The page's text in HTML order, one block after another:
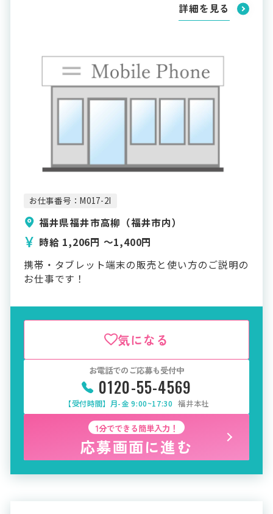
詳細を見る
お仕事番号：M017-2I
福井県福井市高柳（福井市内）
時給 1,206円 〜1,400円
携帯・タブレット端末の販売と使い方のご説明の
お仕事です！
気になる
お電話でのご応募も受付中
0120-55-4569
【受付時間】月-金 9:00~17:30 福井本社
1分でできる簡単入力！
応募画面に進む